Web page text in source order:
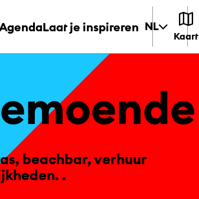
Laat je inspireren NL
Kaart
beachbar, verhuur
.